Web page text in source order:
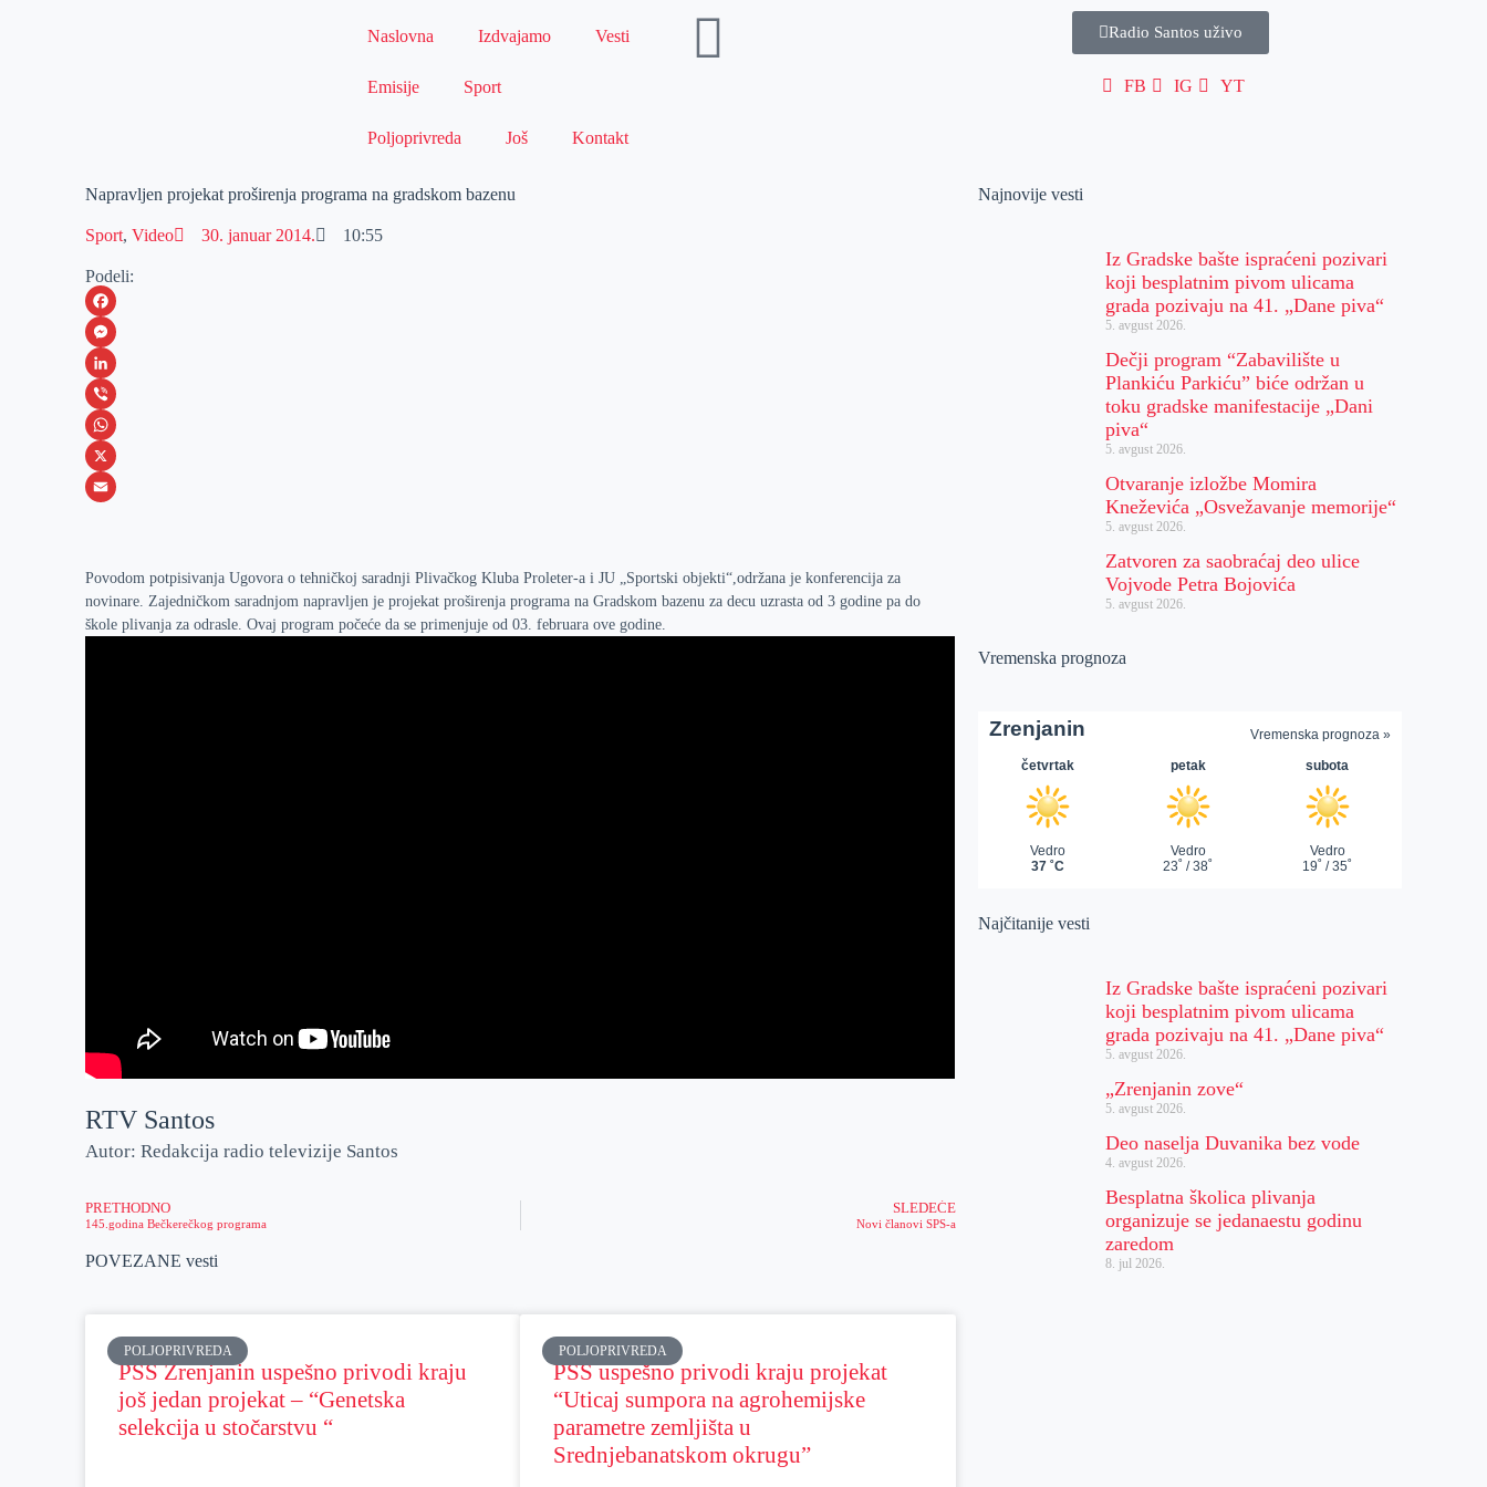
Naslovna Izdvajamo Vesti
Emisije Sport
Poljoprivreda Još Kontakt
Radio Santos uživo
FB IG YT
Napravljen projekat proširenja programa na gradskom bazenu
Sport,Video 30. januar 2014. 10:55
Podeli:
F
a
c
e
b
o
M
e
s
s
e
e
r
L
i
n
k
I
n
V
i
b
W
h
s
A
p
X
a
i
l
Povodom potpisivanja Ugovora o tehničkoj saradnji Plivačkog Kluba Proleter-a i JU „Sportski objekti“,održana je konferencija za
novinare. Zajedničkom saradnjom napravljen je projekat proširenja programa na Gradskom bazenu za decu uzrasta od 3 godine pa do
škole plivanja za odrasle. Ovaj program počeće da se primenjuje od 03. februara ove godine.
RTV Santos
Autor: Redakcija radio televizije Santos
PRETHODNO
145.godina Bečkerečkog programa
SLEDEĆE
Novi članovi SPS-a
POVEZANE vesti
POLJOPRIVREDA
PSS Zrenjanin uspešno privodi kraju
još jedan projekat – “Genetska
selekcija u stočarstvu “
POLJOPRIVREDA
PSS uspešno privodi kraju projekat
“Uticaj sumpora na agrohemijske
parametre zemljišta u
Srednjebanatskom okrugu”
Najnovije vesti
Iz Gradske bašte ispraćeni pozivari
koji besplatnim pivom ulicama
grada pozivaju na 41. „Dane piva“
5. avgust 2026.
Dečji program “Zabavilište u
Plankiću Parkiću” biće održan u
toku gradske manifestacije „Dani
piva“
5. avgust 2026.
Otvaranje izložbe Momira
Kneževića „Osvežavanje memorije“
5. avgust 2026.
Zatvoren za saobraćaj deo ulice
Vojvode Petra Bojovića
5. avgust 2026.
Vremenska prognoza
Najčitanije vesti
Iz Gradske bašte ispraćeni pozivari
koji besplatnim pivom ulicama
grada pozivaju na 41. „Dane piva“
5. avgust 2026.
„Zrenjanin zove“
5. avgust 2026.
Deo naselja Duvanika bez vode
4. avgust 2026.
Besplatna školica plivanja
organizuje se jedanaestu godinu
zaredom
8. jul 2026.